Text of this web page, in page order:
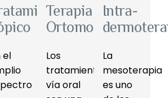
el
Terapia
Ortomolecular
Los
tratamientos
vía oral
Intra-
La
mesoterapia
es uno